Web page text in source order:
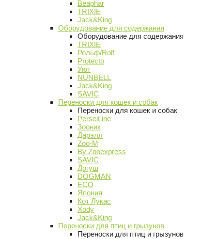
Beaphar
TRIXIE
Jack&King
Оборудование для содержания
Оборудование для содержания
TRIXIE
Рольф/Rolf
Protecto
Уют
NUNBELL
Jack&King
SAVIC
Переноски для кошек и собак
Переноски для кошек и собак
PerseiLine
Зооник
Дарэлл
Zoo-M
By Zooexpress
SAVIC
Догуш
DOGMAN
ECO
Япония
Кот Лукас
Xody
Jack&King
Переноски для птиц и грызунов
Переноски для птиц и грызунов